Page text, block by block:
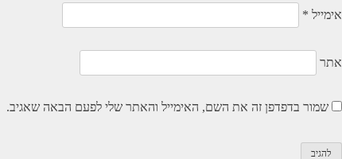
אימייל *
אתר
שמור בדפדפן זה את השם, האימייל והאתר שלי לפעם הבאה שאגיב.